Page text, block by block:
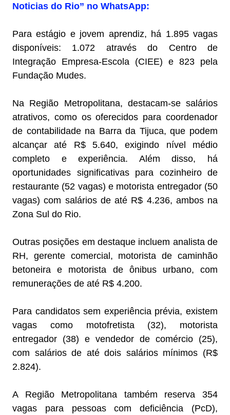
Noticias do Rio” no WhatsApp:
Para estágio e jovem aprendiz, há 1.895 vagas
disponíveis: 1.072 através do Centro de
Integração Empresa-Escola (CIEE) e 823 pela
Fundação Mudes.
Na Região Metropolitana, destacam-se salários
atrativos, como os oferecidos para coordenador
de contabilidade na Barra da Tijuca, que podem
alcançar até R$ 5.640, exigindo nível médio
completo e experiência. Além disso, há
oportunidades significativas para cozinheiro de
restaurante (52 vagas) e motorista entregador (50
vagas) com salários de até R$ 4.236, ambos na
Zona Sul do Rio.
Outras posições em destaque incluem analista de
RH, gerente comercial, motorista de caminhão
betoneira e motorista de ônibus urbano, com
remunerações de até R$ 4.200.
Para candidatos sem experiência prévia, existem
vagas como motofretista (32), motorista
entregador (38) e vendedor de comércio (25),
com salários de até dois salários mínimos (R$
2.824).
A Região Metropolitana também reserva 354
vagas para pessoas com deficiência (PcD),